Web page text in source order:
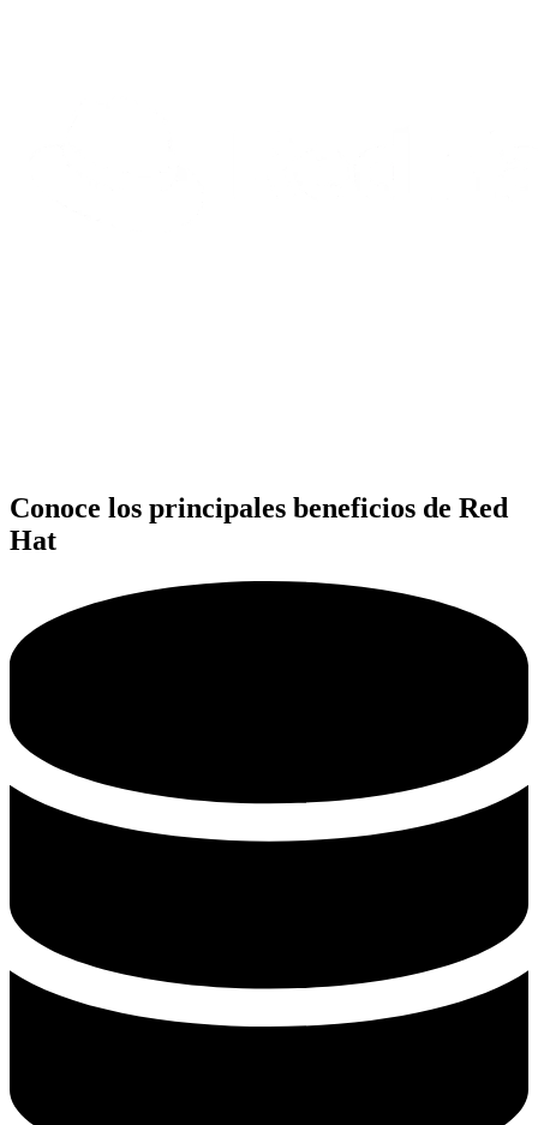
Conoce los principales beneficios de Red
Hat